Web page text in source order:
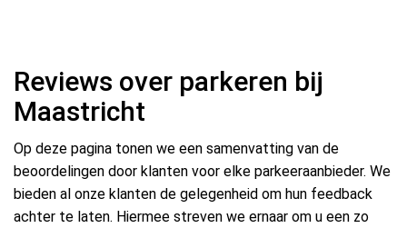
Reviews over parkeren bij
Maastricht
Op deze pagina tonen we een samenvatting van de
beoordelingen door klanten voor elke parkeeraanbieder. We
bieden al onze klanten de gelegenheid om hun feedback
achter te laten. Hiermee streven we ernaar om u een zo